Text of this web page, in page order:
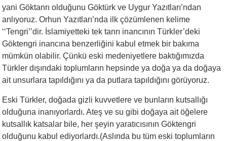
yani Göktanrı olduğunu Göktürk ve Uygur Yazıtları’ndan
anlıyoruz. Orhun Yazıtları’nda ilk çözümlenen kelime
‘‘Tengri’’dir. İslamiyetteki tek tanrı inancının Türkler’deki
Göktengri inancına benzerliğini kabul etmek bir bakıma
mümkün olabilir. Çünkü eski medeniyetlere baktığımızda
Türkler dışındaki toplumların hepsinde ya doğa ya da doğaya
ait unsurlara tapıldığını ya da putlara tapıldığını görüyoruz.
Eski Türkler, doğada gizli kuvvetlere ve bunların kutsallığı
olduğuna inanıyorlardı. Ateş ve su gibi doğaya ait öğelere
kutsallık katsalar bile, her şeyin yaratıcısının Göktengri
olduğunu kabul ediyorlardı.(Aslında bu tüm eski toplumların